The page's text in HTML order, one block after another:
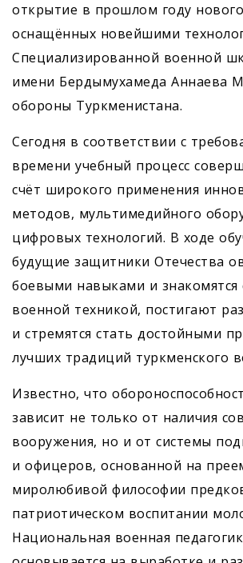
открытие в прошлом году
оснащённых новейшими
Специализированной военной
имени ­Бердымухамеда Аннаева
обороны Туркменистана.
Сегодня в соответствии с
времени учебный процесс
счёт широкого применения
методов, мультимедийного
цифровых технологий. В ходе
будущие защитники Отечества
боевыми навыками и знакомятся
военной техникой, постигают
и стремятся стать достойными
лучших традиций туркменского
Известно, что
зависит не только от наличия
вооружения, но и от системы
и офицеров, основанной на
миролюбивой философии
патриотическом воспитании
Национальная военная